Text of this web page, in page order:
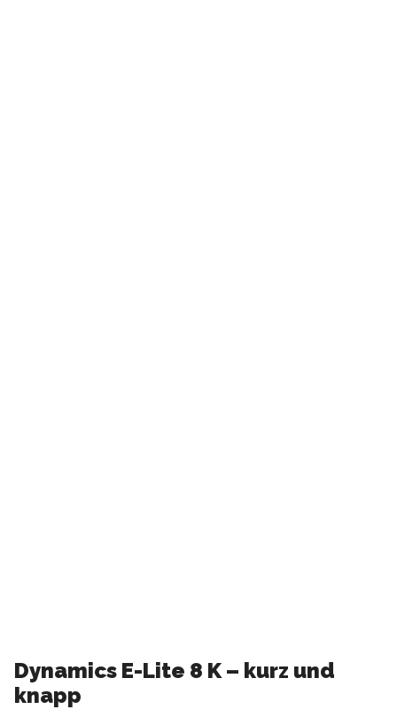
Dynamics E-Lite 8 K – kurz und
knapp